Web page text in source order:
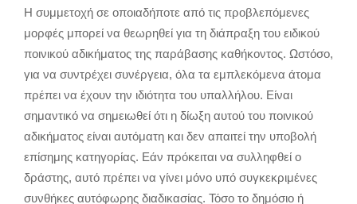
Η συμμετοχή σε οποιαδήποτε από τις προβλεπόμενες
μορφές μπορεί να θεωρηθεί για τη διάπραξη του ειδικού
ποινικού αδικήματος της παράβασης καθήκοντος. Ωστόσο,
για να συντρέχει συνέργεια, όλα τα εμπλεκόμενα άτομα
πρέπει να έχουν την ιδιότητα του υπαλλήλου. Είναι
σημαντικό να σημειωθεί ότι η δίωξη αυτού του ποινικού
αδικήματος είναι αυτόματη και δεν απαιτεί την υποβολή
επίσημης κατηγορίας. Εάν πρόκειται να συλληφθεί ο
δράστης, αυτό πρέπει να γίνει μόνο υπό συγκεκριμένες
συνθήκες αυτόφωρης διαδικασίας. Τόσο το δημόσιο ή